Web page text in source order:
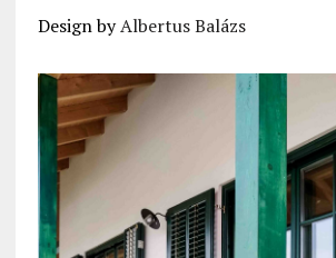
Design byAlbertus Balázs